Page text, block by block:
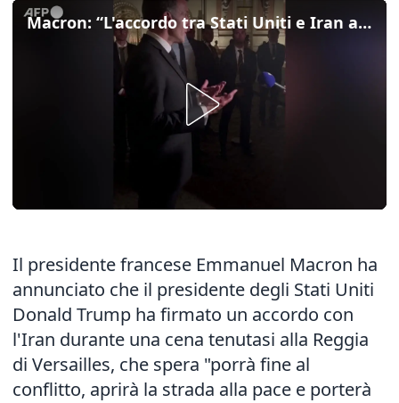
Macron: “L'accordo tra Stati Uniti e Iran aprirà la strada alla pace”
Il presidente francese Emmanuel Macron ha
annunciato che il presidente degli Stati Uniti
Donald Trump ha firmato un accordo con
l'Iran durante una cena tenutasi alla Reggia
di Versailles, che spera "porrà fine al
conflitto, aprirà la strada alla pace e porterà